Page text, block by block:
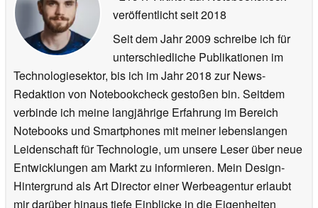
veröffentlichtseit 2018
Seit dem Jahr 2009 schreibe ich für
unterschiedliche Publikationen im
Technologiesektor, bis ich im Jahr 2018 zur News-
Redaktion von Notebookcheck gestoßen bin. Seitdem
verbinde ich meine langjährige Erfahrung im Bereich
Notebooks und Smartphones mit meiner lebenslangen
Leidenschaft für Technologie, um unsere Leser über neue
Entwicklungen am Markt zu informieren. Mein Design-
Hintergrund als Art Director einer Werbeagentur erlaubt
mir darüber hinaus tiefe Einblicke in die Eigenheiten